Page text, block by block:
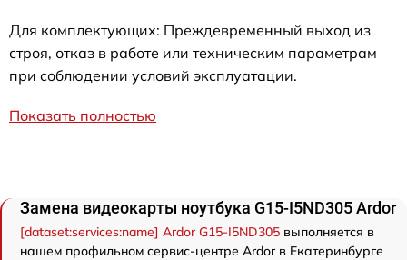
Для комплектующих: Преждевременный выход из
строя, отказ в работе или техническим параметрам
при соблюдении условий эксплуатации.
Показать полностью
Замена видеокарты ноутбука G15-I5ND305 Ardor
[dataset:services:name] Ardor G15-I5ND305 выполняется в
нашем профильном сервис-центре Ardor в Екатеринбурге